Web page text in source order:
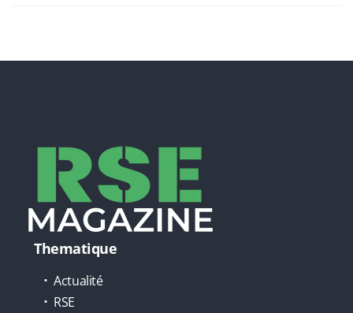
Thematique
Actualité
RSE